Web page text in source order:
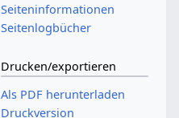
Seiten­­informationen
Seitenlogbücher
Drucken/­exportieren
Als PDF herunterladen
Druckversion